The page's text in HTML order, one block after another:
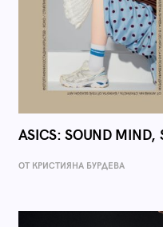
ASICS: SOUND MIND,
ОТ КРИСТИЯНА БУРДЕВА